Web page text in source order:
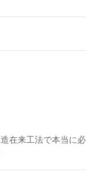
在来工法で本当に必